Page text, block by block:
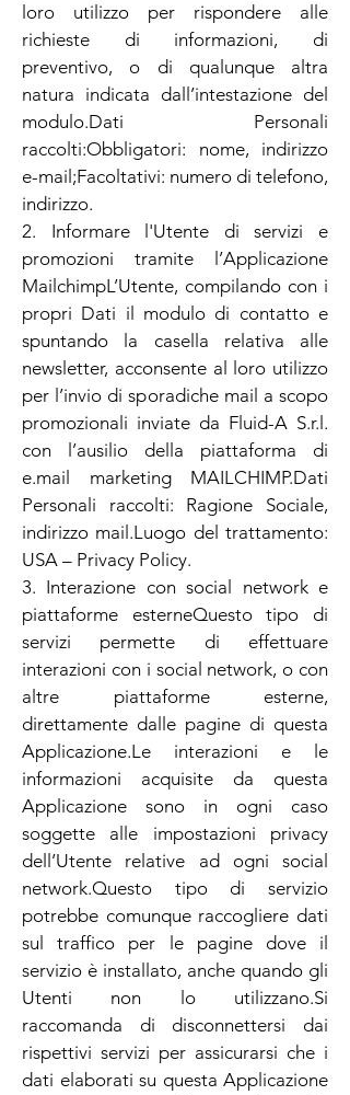
loro utilizzo per rispondere alle
richieste di informazioni, di
preventivo, o di qualunque altra
natura indicata dall’intestazione del
modulo.Dati Personali
raccolti:Obbligatori: nome, indirizzo
e-mail;Facoltativi: numero di telefono,
indirizzo.
2. Informare l'Utente di servizi e
promozioni tramite l’Applicazione
MailchimpL’Utente, compilando con i
propri Dati il modulo di contatto e
spuntando la casella relativa alle
newsletter, acconsente al loro utilizzo
per l’invio di sporadiche mail a scopo
promozionali inviate da Fluid-A S.r.l.
con l’ausilio della piattaforma di
e.mail marketing MAILCHIMP.Dati
Personali raccolti: Ragione Sociale,
indirizzo mail.Luogo del trattamento:
USA – Privacy Policy.
3. Interazione con social network e
piattaforme esterneQuesto tipo di
servizi permette di effettuare
interazioni con i social network, o con
altre piattaforme esterne,
direttamente dalle pagine di questa
Applicazione.Le interazioni e le
informazioni acquisite da questa
Applicazione sono in ogni caso
soggette alle impostazioni privacy
dell’Utente relative ad ogni social
network.Questo tipo di servizio
potrebbe comunque raccogliere dati
sul traffico per le pagine dove il
servizio è installato, anche quando gli
Utenti non lo utilizzano.Si
raccomanda di disconnettersi dai
rispettivi servizi per assicurarsi che i
dati elaborati su questa Applicazione